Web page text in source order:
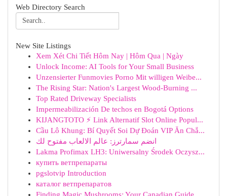
Web Directory Search
New Site Listings
Xem Xét Chi Tiết Hôm Nay | Hôm Qua | Ngày
Unlock Income: AI Tools for Your Small Business
Unzensierter Funmovies Porno Mit willigen Weibe...
The Rising Star: Nation's Largest Wood-Burning ...
Top Rated Driveway Specialists
Impermeabilización De techos en Bogotá Options
KIJANGTOTO ⚡ Link Alternatif Slot Online Popul...
Cầu Lô Khung: Bí Quyết Soi Dự Đoán VIP Ăn Chắ...
انضم سمارترز: عالم الالعاب مفتوح لك
Lakma Profimax LH3: Uniwersalny Środek Oczysz...
купить ветпрепараты
pgslotvip Introduction
каталог ветпрепаратов